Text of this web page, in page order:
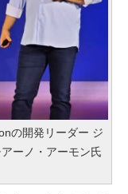
の開発リーダー ジ
ーノ・アーモン氏